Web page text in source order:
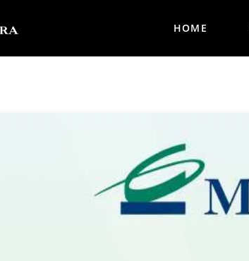
HOME